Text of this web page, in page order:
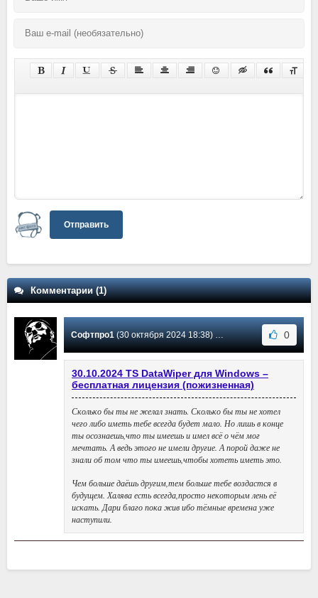
Отправить
Комментарии (1)
Софтпро1(30 октября 2024 18:38) Сообщение #1 0
30.10.2024 TS DataWiper для Windows –
бесплатная лицензия (пожизненная)
Сколько бы ты не желал знать. Сколько бы ты не хотел
чего либо иметь тебе всегда будет мало. Но лишь в конце
ты осознаешь,что ты имеешь и имел всё о чём мог
мечтать. А ведь этого не имели другие. А порой даже не
знали об том что ты имеешь,чтобы хотеть иметь это.
Чем больше даёшь другим,тем больше тебе воздастся в
будущем. Халява есть всегда,просто некоторым лень её
искать. Дари благо пока жив ибо тёмные времена уже
наступили.